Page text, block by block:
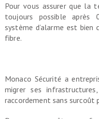
Pour vous assurer que la
toujours possible après
système d’alarme est
fibre.
Monaco Sécurité a
migrer ses
raccordement sans surcoût